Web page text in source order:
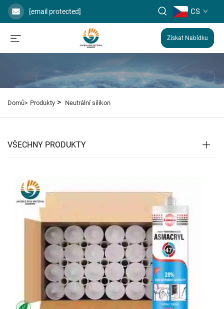
[email protected] CS
Získat Nabídku
Domů> Produkty > Neutrální silikon
VŠECHNY PRODUKTY